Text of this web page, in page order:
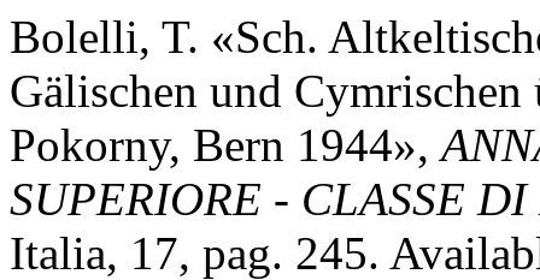
Bolelli, T. «Sch.
Gälischen und
Pokorny, Bern 1944»,
SUPERIORE - CLASSE
Italia, 17, pag. 245.